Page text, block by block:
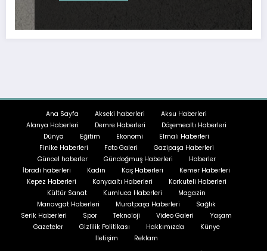
Ana Sayfa Akseki haberleri
Aksu Haberleri
Alanya Haberleri
Demre Haberleri
Döşemealtı Haberleri
Dünya
Eğitim Ekonomi
Elmalı Haberleri
Finike Haberleri
Foto Galeri
Gazipaşa Haberleri
Güncel haberler
Gündoğmuş Haberleri
Haberler
İbradi haberleri
Kadın Kaş Haberleri
Kemer Haberleri
Kepez Haberleri
Konyaaltı Haberleri
Korkuteli Haberleri
Kültür Sanat
Kumluca Haberleri
Magazin
Manavgat Haberleri
Muratpaşa Haberleri
Sağlık
Serik Haberleri
Spor Teknoloji Video Galeri
Yaşam
Gazeteler
Gizlilik Politikası Hakkımızda
Künye
İletişim
Reklam